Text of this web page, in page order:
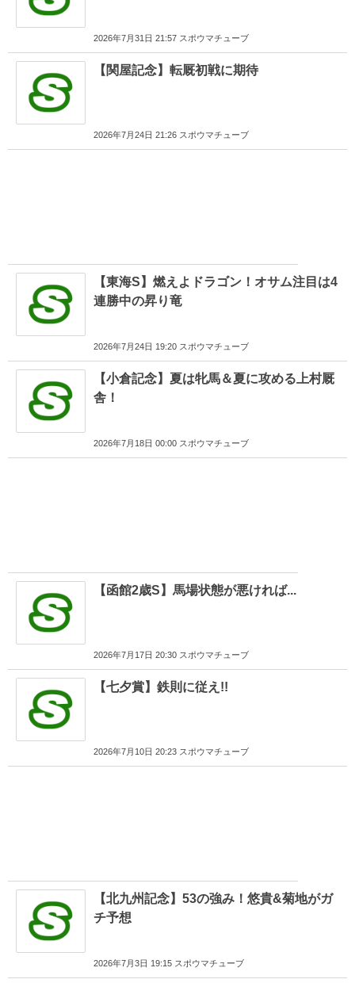
2026年7月31日 21:57 スポウマチューブ
【関屋記念】転厩初戦に期待
2026年7月24日 21:26 スポウマチューブ
【東海S】燃えよドラゴン！オサム注目は4
連勝中の昇り竜
2026年7月24日 19:20 スポウマチューブ
【小倉記念】夏は牝馬＆夏に攻める上村厩
舎！
2026年7月18日 00:00 スポウマチューブ
【函館2歳S】馬場状態が悪ければ...
2026年7月17日 20:30 スポウマチューブ
【七夕賞】鉄則に従え!!
2026年7月10日 20:23 スポウマチューブ
【北九州記念】53の強み！悠貴&菊地がガ
チ予想
2026年7月3日 19:15 スポウマチューブ